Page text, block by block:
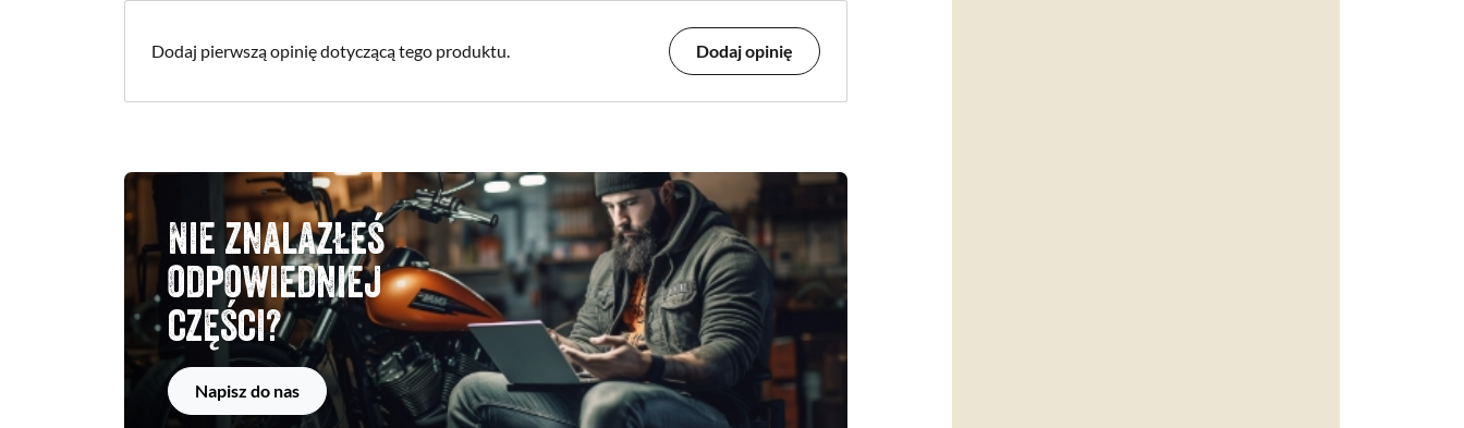
Dodaj pierwszą opinię dotyczącą tego produktu. Dodaj opinię
Nie znalazłeś
odpowiedniej
części?
Napisz do nas